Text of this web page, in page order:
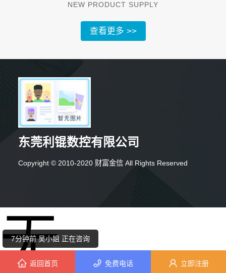
NEW PRODUCT SUPPLY
查看更多 >>
东莞利锟数控有限公司
Copyright © 2010-2020 财富金信 All Rights Reserved
10分钟前 周先生 正在咨询
7分钟前 吴小姐 正在咨询
2分钟前 周女士 正在咨询
返回首页 免费电话 立即注册
无